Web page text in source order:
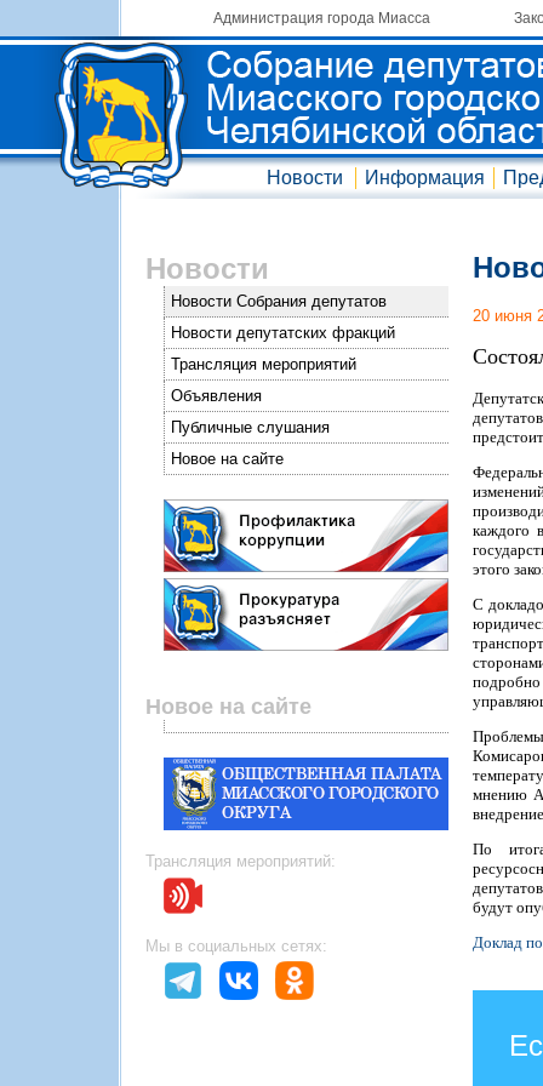
Администрация города Миасса
Новости Информация
Новости
Новости Собрания депутатов
Новости депутатских фракций
Трансляция мероприятий
Объявления
Публичные слушания
Новое на сайте
Новое на сайте
Трансляция мероприятий:
Мы в социальных сетях:
20 июня
каждого
этого
С
мнению
По
будут
Доклад